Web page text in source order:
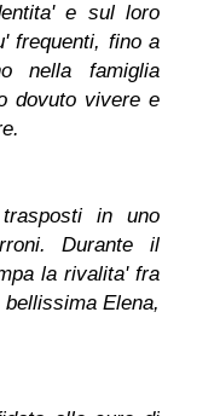
e sul loro
frequenti, fino a
nella famiglia
dovuto vivere e
in uno
Durante il
la rivalita' fra
Elena,